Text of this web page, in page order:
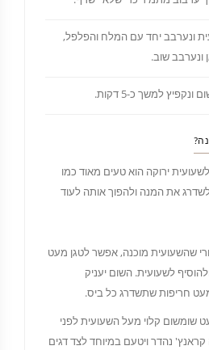
ונערבב יחד עם המלח והפלפל,
ונערבב שוב.
למשך כ-5 דקות.
ירוקה הוא טעים מאוד כמו
את המנה ולהפוך אותה לעוד
שהשעועית מוכנה, אפשר לטגן מעט
לשעועית. השום יעניק
חריפות שתשדרג כל ביס.
שומשום קלוי מעל השעועית לפני
נהדר ויטעם במיוחד לצד דגים